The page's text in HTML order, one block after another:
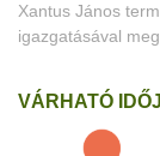
Xantus János
igazgatásával
VÁRHATÓ